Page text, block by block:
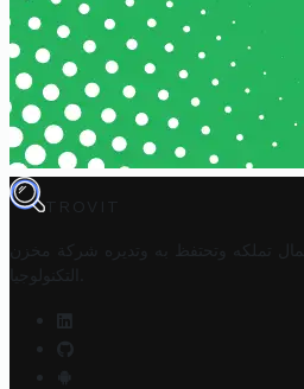
TROVIT
تملكه وتحتفظ به وتديره
شركة مخزن
التكنولوجيا